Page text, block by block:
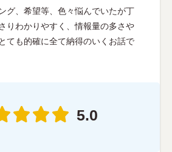
グ、希望等、色々悩んでいたが丁
りわかりやすく、情報量の多さや
ても的確に全て納得のいくお話で
5.0